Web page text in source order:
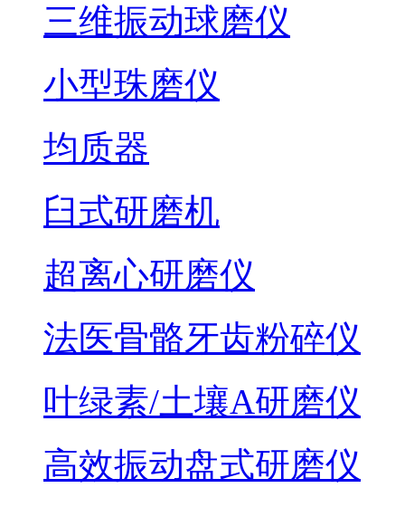
三维振动球磨仪
小型珠磨仪
均质器
臼式研磨机
超离心研磨仪
法医骨骼牙齿粉碎仪
叶绿素/土壤A研磨仪
高效振动盘式研磨仪